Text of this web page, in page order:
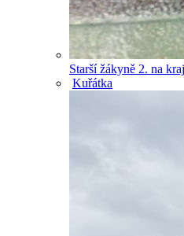
Starší žákyně 2. na
Kuřátka